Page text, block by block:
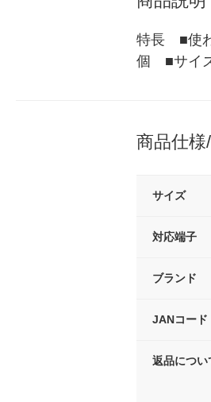
特長　■使
個　■サイ
商品仕様
サイズ
対応端子
ブランド
JANコード
返品につい